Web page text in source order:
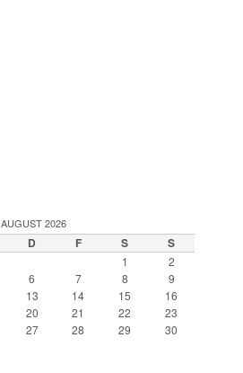
AUGUST 2026
D F S S
1
2
6 7 8
9
13 14 15
16
20 21 22
23
27 28 29
30